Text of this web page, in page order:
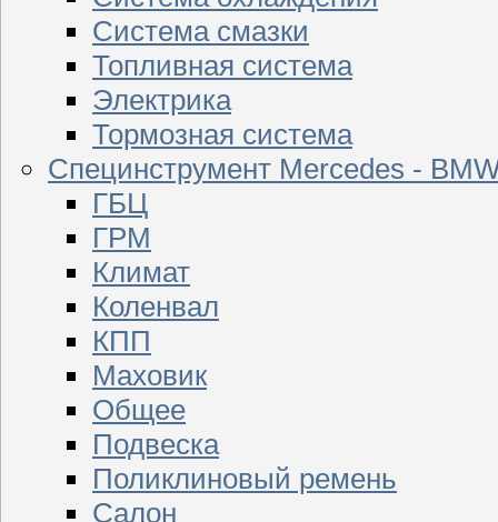
Система смазки
Топливная система
Электрика
Тормозная система
Специнструмент Mercedes -
ГБЦ
ГРМ
Климат
Коленвал
КПП
Маховик
Общее
Подвеска
Поликлиновый ремень
Салон